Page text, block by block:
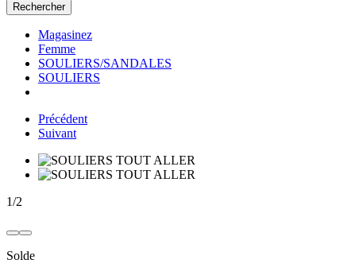
Rechercher
Magasinez
Femme
SOULIERS/SANDALES
SOULIERS
Précédent
Suivant
1/2
Solde